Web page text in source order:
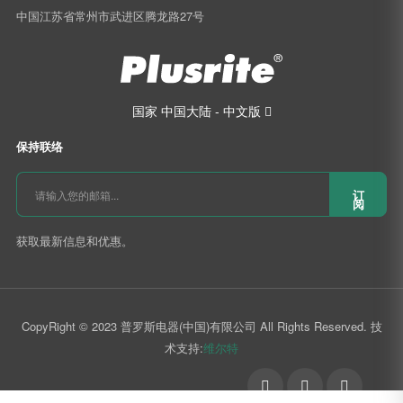
中国江苏省常州市武进区腾龙路27号
国家 中国大陆 - 中文版 
保持联络
订
阅
获取最新信息和优惠。
CopyRight © 2023 普罗斯电器(中国)有限公司 All Rights Reserved. 技
术支持:维尔特
󰄆  